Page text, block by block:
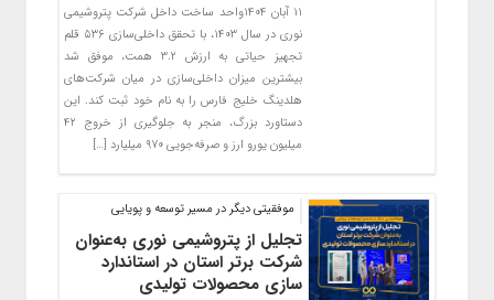
۱۱ آبان ۱۴۰۴واحد ساخت داخل شرکت پتروشیمی
نوری در سال ۱۴۰۳، با تحقق داخلی‌سازی ۵۳۶ قلم
تجهیز حیاتی به ارزش ۳.۲ همت، موفق شد
بیشترین میزان داخلی‌سازی در میان شرکت‌های
هلدینگ خلیج فارس را به نام خود ثبت کند. این
دستاورد بزرگ، منجر به جلوگیری از خروج ۴۲
میلیون یورو ارز و صرفه‌جویی ۹۷۰ میلیارد […]
موفقیتی دیگر در مسیر توسعه و پویایی
تجلیل از پتروشیمی نوری به‌عنوان
شرکت برتر استان در استاندارد
سازی محصولات تولیدی